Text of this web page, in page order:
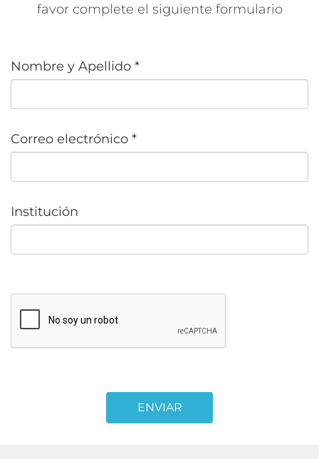
favor complete el siguiente formulario
Nombre y Apellido *
Correo electrónico *
Institución
ENVIAR